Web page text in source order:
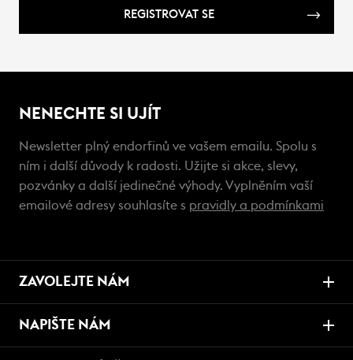
REGISTROVAT SE
NENECHTE SI UJÍT
Newsletter plný endorfinů ve vašem emailu. Spolu s
ním i další důvody k radosti. Užijte si akce, slevy,
pozvánky a další jedinečné výhody. Vyplněním vaší
emailové adresy souhlasíte s pravidly a podmínkami
ZAVOLEJTE NÁM
NAPIŠTE NÁM